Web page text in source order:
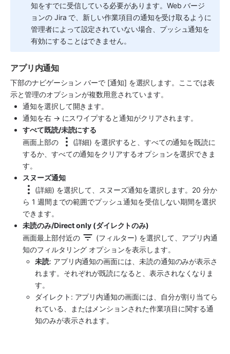
知をすでに受信している必要があります。Web バージ
ョンの Jira で、新しい作業項目の通知を受け取るように
管理者によって設定されていない場合、プッシュ通知を
有効にすることはできません。
アプリ内通知
下部のナビゲーション バーで [通知] を選択します。ここでは表
示と管理のオプションが複数用意されています。
通知を選択して開きます。
通知を右 → にスワイプすると通知がクリアされます。
すべて既読/未読にする
画面上部の
(詳細) を選択すると、すべての通知を既読に
するか、すべての通知をクリアするオプションを選択できま
す。
スヌーズ通知
(詳細) を選択して、スヌーズ通知を選択します。20 分か
ら 1 週間までの範囲でプッシュ通知を受信しない期間を選択
できます。
未読のみ/Direct only (ダイレクトのみ)
画面最上部付近の
(フィルター) を選択して、アプリ内通
知のフィルタリング オプションを表示します。
未読: アプリ内通知の画面には、未読の通知のみが表示さ
れます。それぞれが既読になると、表示されなくなりま
す。
ダイレクト: アプリ内通知の画面には、自分が割り当てら
れている、またはメンションされた作業項目に関する通
知のみが表示されます。